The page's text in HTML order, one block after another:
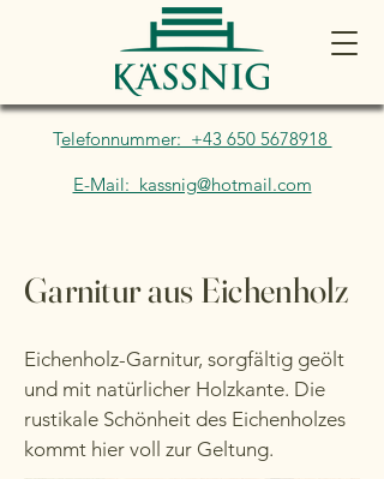
Telefonnummer: +43 650 5678918
E-Mail: kassnig@hotmail.com
Garnitur aus Eichenholz
Eichenholz-Garnitur, sorgfältig geölt
und mit natürlicher Holzkante. Die
rustikale Schönheit des Eichenholzes
kommt hier voll zur Geltung.